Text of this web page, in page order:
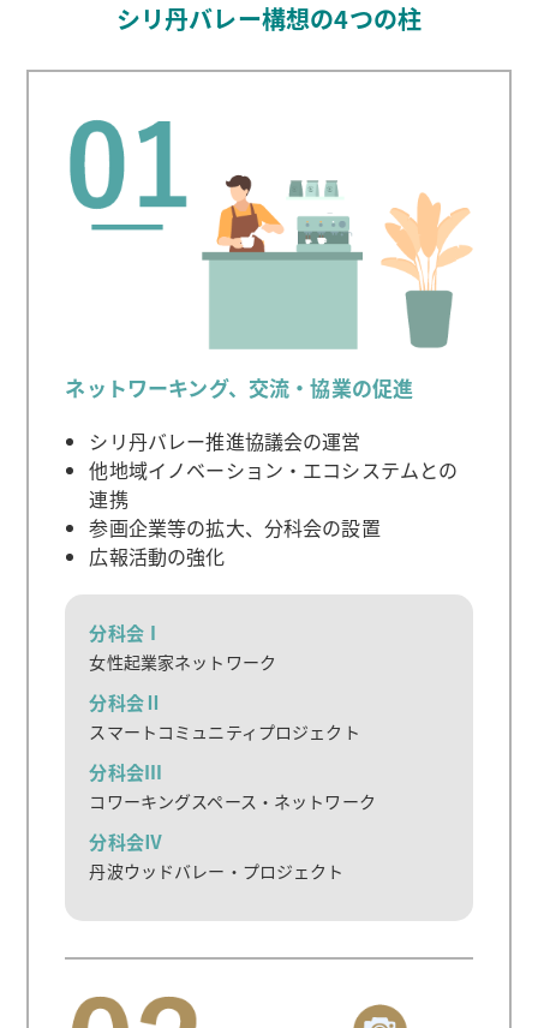
シリ丹バレー構想の4つの柱
ネットワーキング、交流・協業の促進
シリ丹バレー推進協議会の運営
他地域イノベーション・エコシステムとの
連携
参画企業等の拡大、分科会の設置
広報活動の強化
分科会Ⅰ
女性起業家ネットワーク
分科会Ⅱ
スマートコミュニティプロジェクト
分科会Ⅲ
コワーキングスペース・ネットワーク
分科会Ⅳ
丹波ウッドバレー・プロジェクト